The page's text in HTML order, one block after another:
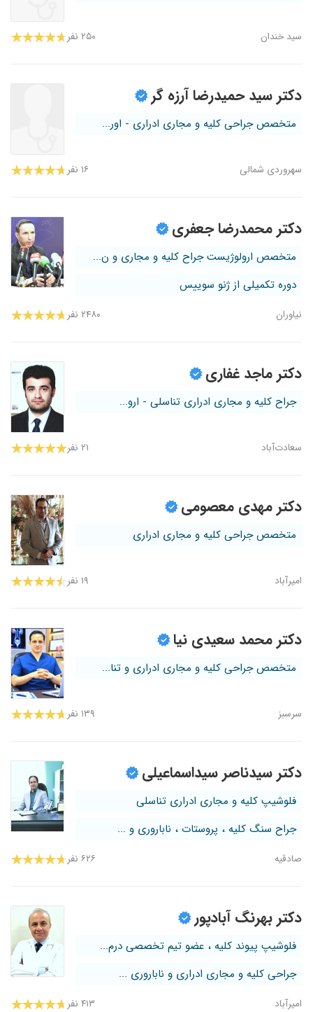
سید خندان ۲۵۰ نفر
دکتر سید حمیدرضا آرزه گر
متخصص جراحی کلیه و مجاری ادراری - اور...
سهروردی شمالی ۱۶ نفر
دکتر محمدرضا جعفری
متخصص ارولوژیست جراح کلیه و مجاری و ن...
دوره تکمیلی از ژنو سوییس
نیاوران ۲۴۸۰ نفر
دکتر ماجد غفاری
جراح کلیه و مجاری ادراری تناسلی - ارو...
سعادت‌آباد ۲۱ نفر
دکتر مهدی معصومی
متخصص جراحی کلیه و مجاری ادراری
امیرآباد ۱۹ نفر
دکتر محمد سعیدی نیا
متخصص جراحی کلیه و مجاری ادراری و تنا...
سرسبز ۱۳۹ نفر
دکتر سیدناصر سیداسماعیلی
فلوشیپ کلیه و مجاری ادراری تناسلی
جراح سنگ کلیه ، پروستات ، ناباروری و ...
صادقیه ۶۲۶ نفر
دکتر بهرنگ آبادپور
فلوشیپ پیوند کلیه ، عضو تیم تخصصی درم...
جراحی کلیه و مجاری ادراری و ناباروری ...
امیرآباد ۴۱۳ نفر